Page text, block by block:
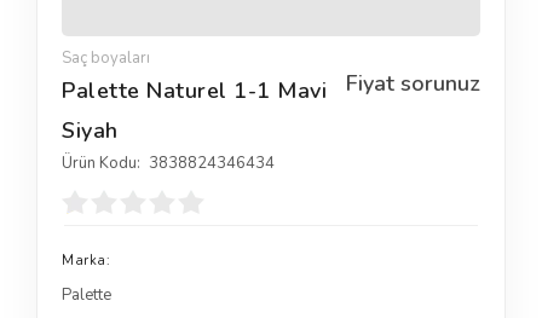
Saç boyaları
Fiyat sorunuz
Palette Naturel 1-1 Mavi
Siyah
Ürün Kodu: 3838824346434
Marka:
Palette